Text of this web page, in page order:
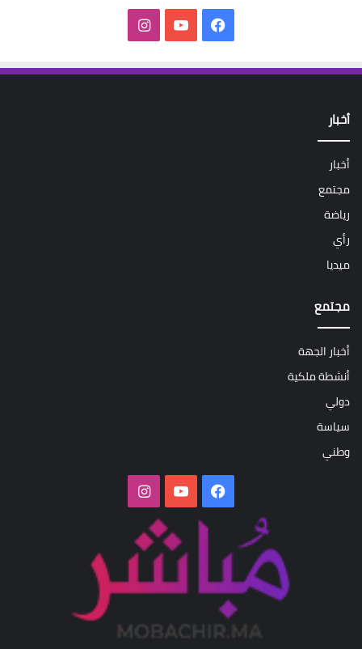
فيسبوك‫YouTubeانستقرام
أخبار
أخبار
مجتمع
رياضة
رأي
ميديا
مجتمع
أخبار الجهة
أنشطة ملكية
دولي
سياسة
وطني
فيسبوك‫YouTubeانستقرام